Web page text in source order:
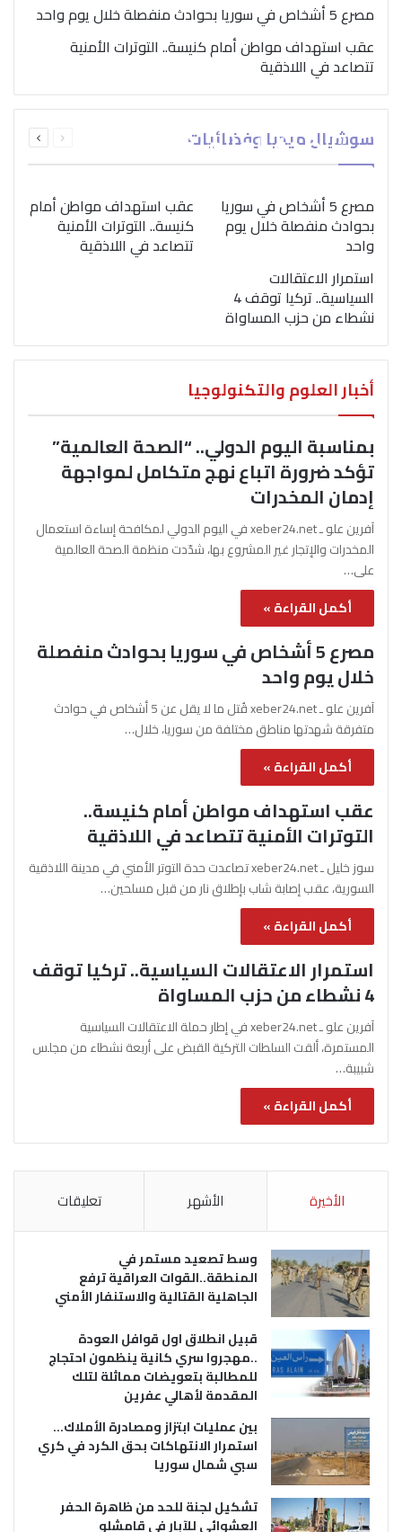
مصرع 5 أشخاص في سوريا بحوادث منفصلة خلال يوم واحد
عقب استهداف مواطن أمام كنيسة.. التوترات الأمنية
تتصاعد في اللاذقية
سوشيال ميديا وفضائيات الصفحةالصفحة
بمناسبة اليوم الدولي..
“الصحة العالمية” تؤكد
ضرورة اتباع نهج متكامل
لمواجهة إدمان المخدرات
مصرع 5 أشخاص في سوريا
بحوادث منفصلة خلال يوم
واحد
عقب استهداف مواطن أمام
كنيسة.. التوترات الأمنية
تتصاعد في اللاذقية
استمرار الاعتقالات
السياسية.. تركيا توقف 4
نشطاء من حزب المساواة
أخبار العلوم والتكنولوجيا
بمناسبة اليوم الدولي.. “الصحة العالمية”
تؤكد ضرورة اتباع نهج متكامل لمواجهة
إدمان المخدرات
آفرين علو ـ xeber24.net في اليوم الدولي لمكافحة إساءة استعمال
المخدرات والإتجار غير المشروع بها، شدّدت منظمة الصحة العالمية
على…
أكمل القراءة »
مصرع 5 أشخاص في سوريا بحوادث منفصلة
خلال يوم واحد
آفرين علو ـ xeber24.net قُتل ما لا يقل عن 5 أشخاص في حوادث
متفرقة شهدتها مناطق مختلفة من سوريا، خلال…
أكمل القراءة »
عقب استهداف مواطن أمام كنيسة..
التوترات الأمنية تتصاعد في اللاذقية
سوز خليل ـ xeber24.net تصاعدت حدة التوتر الأمني في مدينة اللاذقية
السورية، عقب إصابة شاب بإطلاق نار من قبل مسلحين…
أكمل القراءة »
استمرار الاعتقالات السياسية.. تركيا توقف
4 نشطاء من حزب المساواة
آفرين علو ـ xeber24.net في إطار حملة الاعتقالات السياسية
المستمرة، ألقت السلطات التركية القبض على أربعة نشطاء من مجلس
شبيبة…
أكمل القراءة »
الأخيرة الأشهر تعليقات
وسط تصعيد مستمر في
المنطقة..القوات العراقية ترفع
الجاهلية القتالية والاستنفار الأمني
قبيل انطلاق اول قوافل العودة
..مهجروا سري كانية ينظمون احتجاج
للمطالبة بتعويضات مماثلة لتلك
المقدمة لأهالي عفرين
بين عمليات ابتزاز ومصادرة الأملاك…
استمرار الانتهاكات بحق الكرد في كري
سبي شمال سوريا
تشكيل لجنة للحد من ظاهرة الحفر
العشوائي للآبار في قامشلو